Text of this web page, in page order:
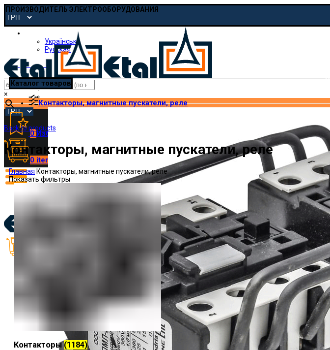
ПРОИЗВОДИТЕЛЬ ЭЛЕКТРООБОРУДОВАНИЯ
Українська
Русская
pmp@etal.ua
×
0Избранное
0 items ₴0.00
Каталог товаров
Контакторы, магнитные пускатели, реле
Back to products
Контакторы, магнитные пускатели, реле
Главная Контакторы, магнитные пускатели, реле
Показать фильтры
Контакторы(1184)